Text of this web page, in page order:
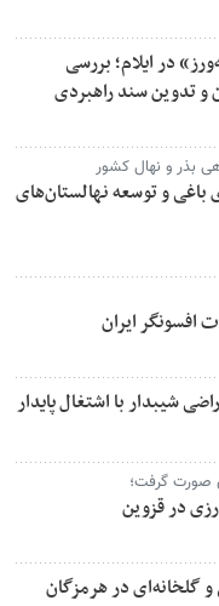
در ایلام؛ بررسی
تدوین سند راهبردی
بذر و نهال کشور
و توسعه نهالستان‌های
افسونگر ایران
شیبدار با اشتغال پایدار
صورت گرفت؛